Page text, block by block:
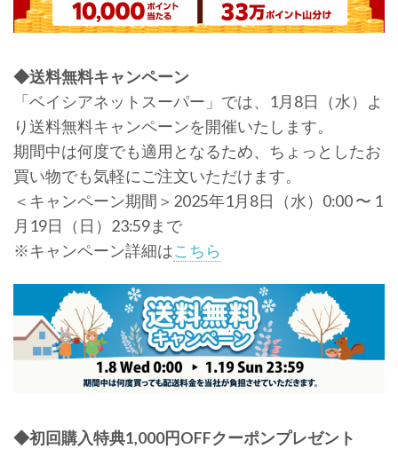
◆送料無料キャンペーン
「ベイシアネットスーパー」では、1月8日（水）よ
り送料無料キャンペーンを開催いたします。
期間中は何度でも適用となるため、ちょっとしたお
買い物でも気軽にご注文いただけます。
＜キャンペーン期間＞2025年1月8日（水）0:00 〜 1
月19日（日）23:59まで
※キャンペーン詳細はこちら
◆初回購入特典1,000円OFFクーポンプレゼント